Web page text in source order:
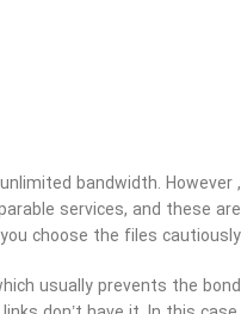
bandwidth. However ,
services, and these are
choose the files cautiously.
usually prevents the bond